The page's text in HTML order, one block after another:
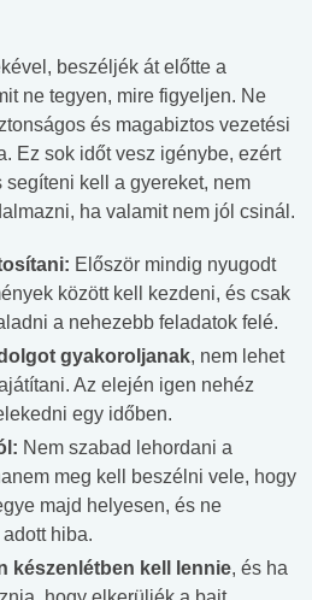
beszéljék át előtte a
ne tegyen, mire figyeljen. Ne
és magabiztos vezetési
Ez sok időt vesz igénybe, ezért
segíteni kell a gyereket, nem
ha valamit nem jól csinál.
Először mindig nyugodt
között kell kezdeni, és csak
a nehezebb feladatok felé.
gyakoroljanak, nem lehet
Az elején igen nehéz
egy időben.
Nem szabad lehordani a
meg kell beszélni vele, hogy
majd helyesen, és ne
hiba.
készenlétben kell lennie, és ha